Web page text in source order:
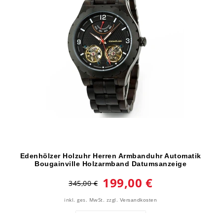
Edenhölzer Holzuhr Herren Armbanduhr Automatik
Bougainville Holzarmband Datumsanzeige
345,00 € 199,00 €
inkl. ges. MwSt. zzgl. Versandkosten